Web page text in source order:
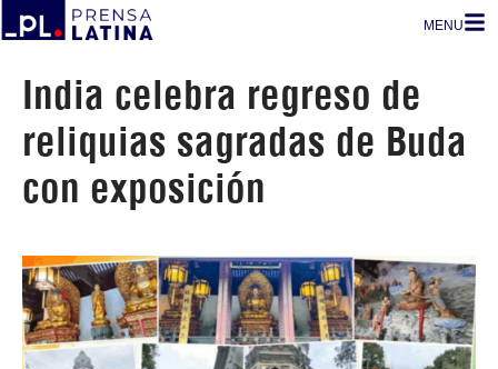
MENU
India celebra regreso de
reliquias sagradas de Buda
con exposición